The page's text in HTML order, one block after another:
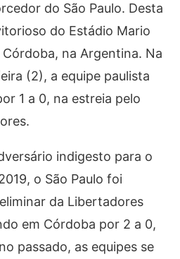
do São Paulo. Desta
do Estádio Mario
na Argentina. Na
(2), a equipe paulista
1 a 0, na estreia pelo
indigesto para o
o São Paulo foi
da Libertadores
em Córdoba por 2 a 0,
passado, as equipes se